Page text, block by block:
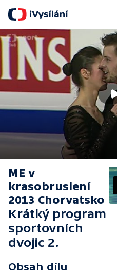
ME v
krasobruslení
2013 Chorvatsko
Krátký program
sportovních
dvojic 2.
Obsah dílu